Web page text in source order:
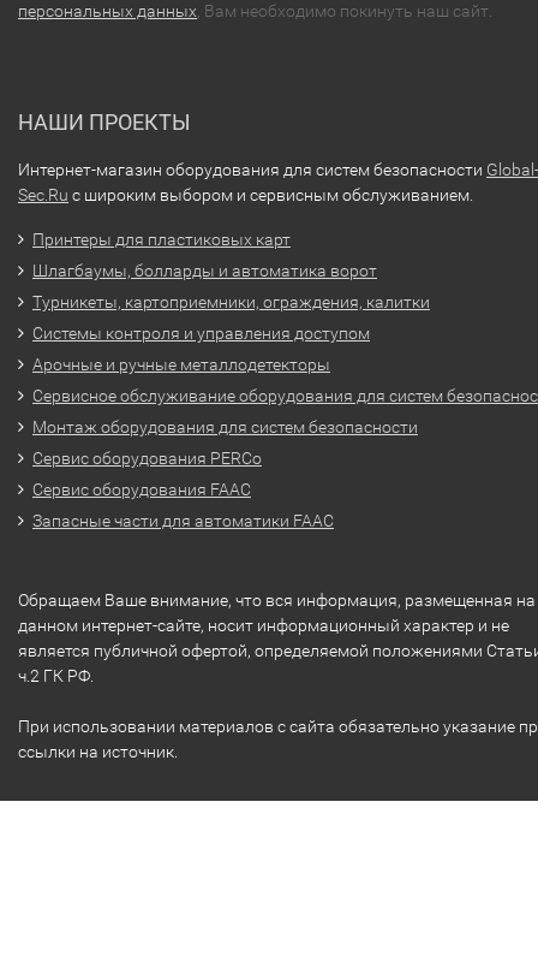
персональных данных, Вам необходимо покинуть наш сайт.
НАШИ ПРОЕКТЫ
Интернет-магазин оборудования для систем безопасности Global-
Sec.Ru с широким выбором и сервисным обслуживанием.
Принтеры для пластиковых карт
Шлагбаумы, болларды и автоматика ворот
Турникеты, картоприемники, ограждения, калитки
Системы контроля и управления доступом
Арочные и ручные металлодетекторы
Сервисное обслуживание оборудования для систем
Монтаж оборудования для систем безопасности
Сервис оборудования PERCo
Сервис оборудования FAAC
Запасные части для автоматики FAAC
Обращаем Ваше внимание, что вся информация, размещенная на
данном интернет-сайте, носит информационный характер и не
является публичной офертой, определяемой положениями
ч.2 ГК РФ.
При использовании материалов с сайта обязательно указание
ссылки на источник.